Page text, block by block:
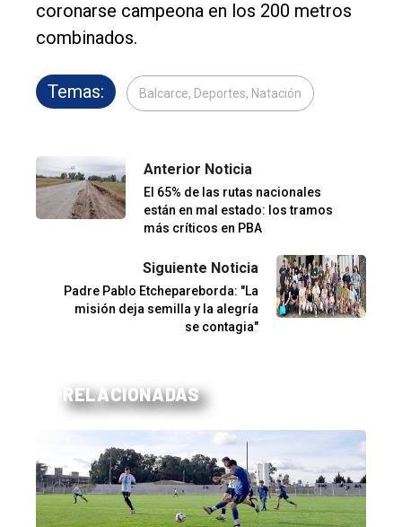
coronarse campeona en los 200 metros
combinados.
Temas: Balcarce, Deportes, Natación
Anterior Noticia
El 65% de las rutas nacionales
están en mal estado: los tramos
más críticos en PBA
Siguiente Noticia
Padre Pablo Etchepareborda: "La
misión deja semilla y la alegría
se contagia"
RELACIONADAS